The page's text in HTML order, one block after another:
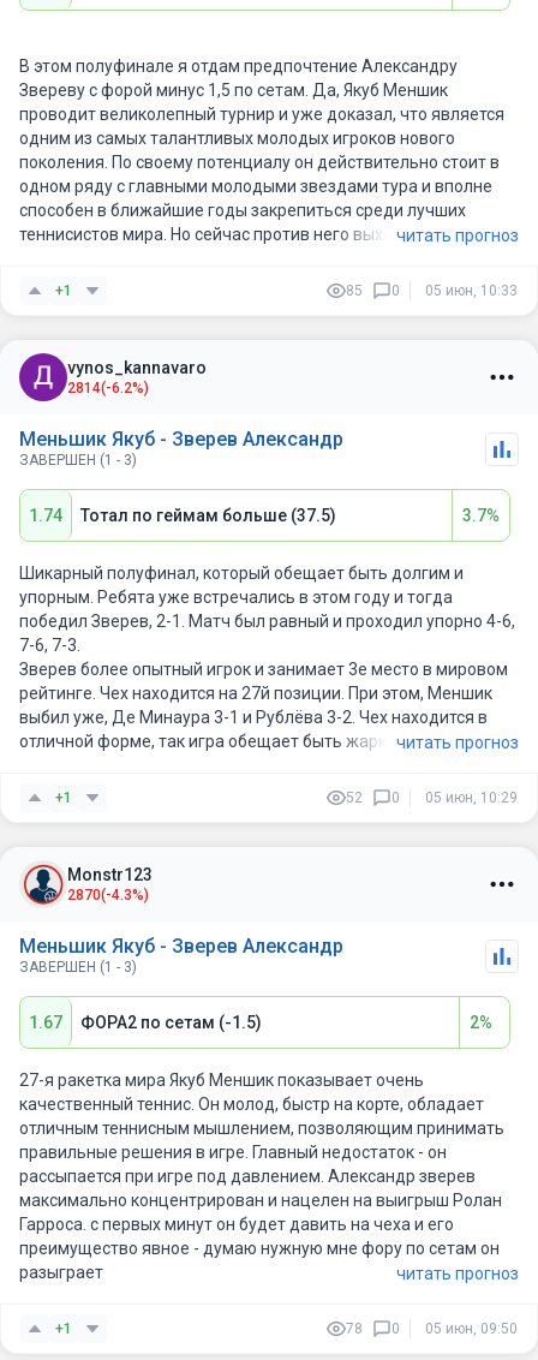
В этом полуфинале я отдам предпочтение Александру
Звереву с форой минус 1,5 по сетам. Да, Якуб Меншик
проводит великолепный турнир и уже доказал, что является
одним из самых талантливых молодых игроков нового
поколения. По своему потенциалу он действительно стоит в
одном ряду с главными молодыми звездами тура и вполне
способен в ближайшие годы закрепиться среди лучших
теннисистов мира. Но сейчас против него выходит игрок
Для Меншика это первый полуфинал турнира Большого
успех для двадцатилетнего чеха. Однако именно в подобных
матчах зачастую начинает сказываться отсутствие опыта
выступлений под максимальным давлением.
Зверев же давно привык к таким встречам. За его плечами
несколько финалов турниров Большого Шлема, огромное
количество полуфиналов и решающих матчей на крупнейших
турнирах мира. Последние годы немец стабильно находится
среди сильнейших игроков планеты и практически постоянно
входит в число лучших теннисистов мирового рейтинга.
Вообще, если посмотреть на последние сезоны, то регулярно
останавливают Зверева в основном только Янник Синнер и
Карлос Алькарас. Именно они чаще всего становятся для
него непреодолимым препятствием на поздних стадиях
крупных турниров. Сейчас ситуация складывается для
Александра максимально благоприятно. Возможность
выглядит как никогда реальной, и такой шанс упускать
пять матчей он отдал всего один сет, а в четвертьфинале
уверенно разобрался с одним из самых перспективных
прекрасно действует на своей подаче и практически не
допускает провалов по ходу встреч.
Меншик, безусловно, способен навязать борьбу. Его мощная
подача и агрессивный стиль позволяют рассчитывать как
минимум на отдельные успешные отрезки матча. Не
исключаю, что чех даже сможет взять один сет. Но на
дистанции пятисетового поединка преимущество опыта,
стабильности и психологической устойчивости должно
сказаться.
Ожидаю, что Зверев будет контролировать ход встречи и в
итоге добьется победы. Даже если Меншик сумеет зацепить
одну партию, немец вполне способен закрыть матч со счетом
читать прогноз
+1 85 0 05 июн, 10:33
vynos_kannavaro
2814(-6.2%)
Меньшик Якуб - Зверев Александр
ЗАВЕРШЕН (1 - 3)
1.74 Тотал по геймам больше (37.5) 3.7%
Шикарный полуфинал, который обещает быть долгим и
упорным. Ребята уже встречались в этом году и тогда
победил Зверев, 2-1. Матч был равный и проходил упорно 4-6,
7-6, 7-3.
Зверев более опытный игрок и занимает 3е место в мировом
рейтинге. Чех находится на 27й позиции. При этом, Меншик
выбил уже, Де Минаура 3-1 и Рублёва 3-2. Чех находится в
отличной форме, так игра обещает быть жаркой.читать прогноз
+1 52 0 05 июн, 10:29
Monstr123
2870(-4.3%)
Меньшик Якуб - Зверев Александр
ЗАВЕРШЕН (1 - 3)
1.67 ФОРА2 по сетам (-1.5) 2%
27-я ракетка мира Якуб Меншик показывает очень
качественный теннис. Он молод, быстр на корте, обладает
отличным теннисным мышлением, позволяющим принимать
правильные решения в игре. Главный недостаток - он
рассыпается при игре под давлением. Александр зверев
максимально концентрирован и нацелен на выигрыш Ролан
Гарроса. с первых минут он будет давить на чеха и его
преимущество явное - думаю нужную мне фору по сетам он
разыграет
читать прогноз
+1 78 0 05 июн, 09:50